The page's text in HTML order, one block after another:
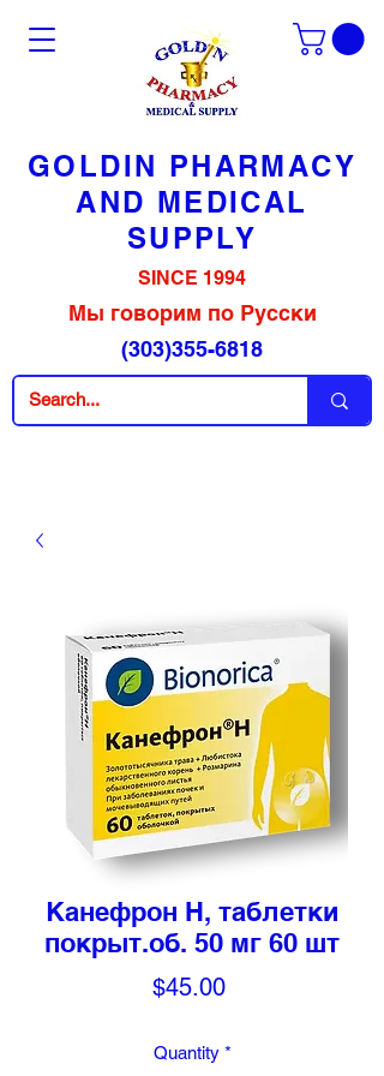
GOLDIN PHARMACY
AND MEDICAL
SUPPLY
SINCE 1994
Мы говорим по Русски
(303)355-6818
Канефрон Н, таблетки
покрыт.об. 50 мг 60 шт
$45.00Price
Quantity *